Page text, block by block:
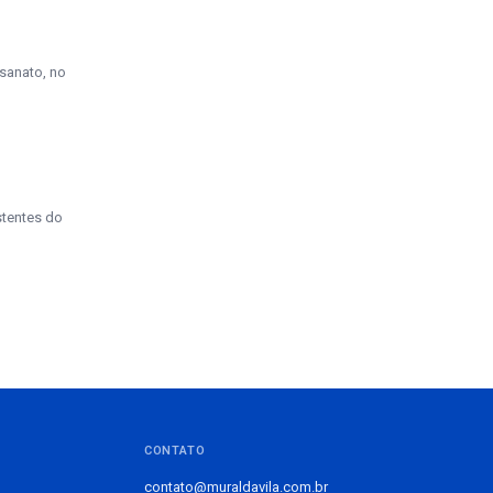
no
do
CONTATO
contato@muraldavila.com.br